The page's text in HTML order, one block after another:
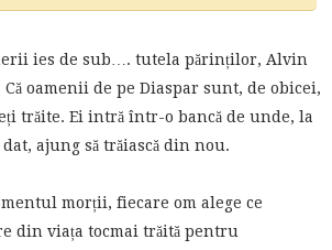
ies de sub…. tutela părinților, Alvin
Că oamenii de pe Diaspar sunt, de obicei,
trăite. Ei intră într-o bancă de unde, la
ajung să trăiască din nou.
morții, fiecare om alege ce
din viața tocmai trăită pentru